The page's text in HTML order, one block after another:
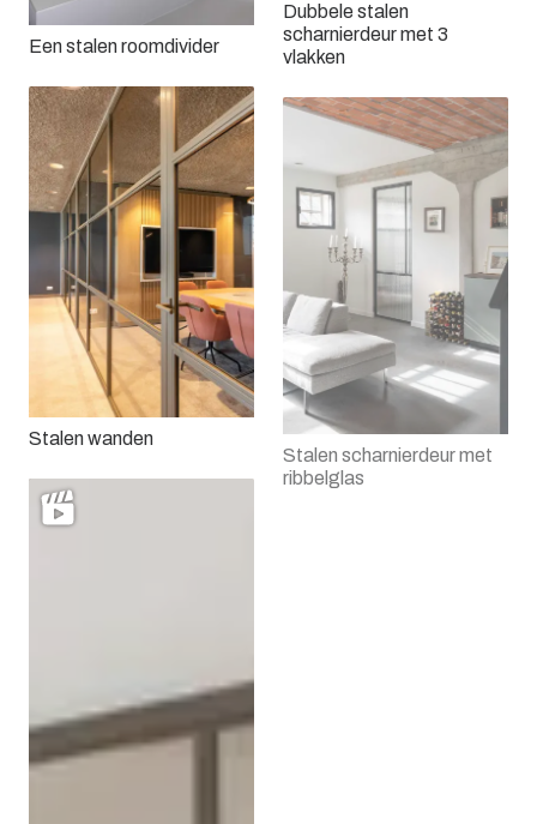
Een stalen roomdivider
Stalen wanden
Dubbele stalen
scharnierdeur met 3
vlakken
Stalen scharnierdeur met
ribbelglas